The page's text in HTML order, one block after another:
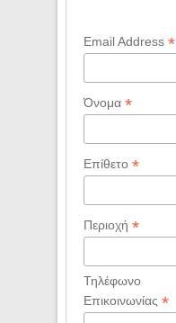
Email Address *
Όνομα *
Επίθετο *
Περιοχή *
Τηλέφωνο
Επικοινωνίας *